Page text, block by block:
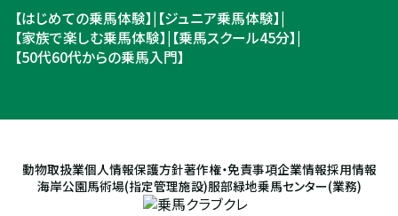
【はじめての乗馬体験】| 【ジュニア乗馬体験】|
【家族で楽しむ乗馬体験】| 【乗馬スクール45分】|
【50代60代からの乗馬入門】
動物取扱業個人情報保護方針著作権・免責事項企業情報採用情報
海岸公園馬術場(指定管理施設)服部緑地乗馬センター(業務)